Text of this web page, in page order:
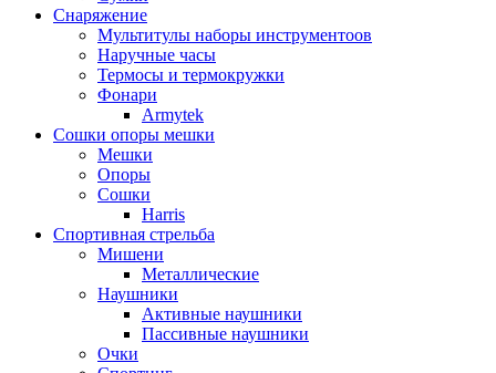
Снаряжение
Мультитулы наборы инструментоов
Наручные часы
Термосы и термокружки
Фонари
Armytek
Сошки опоры мешки
Мешки
Опоры
Сошки
Harris
Спортивная стрельба
Мишени
Металлические
Наушники
Активные наушники
Пассивные наушники
Очки